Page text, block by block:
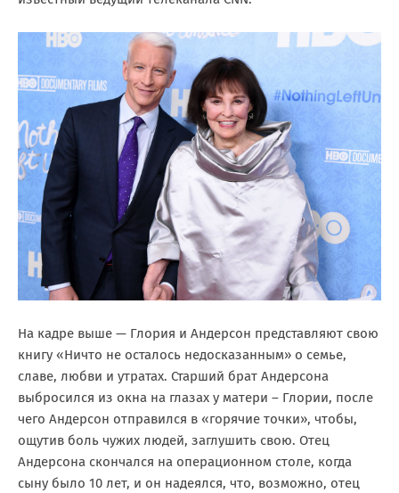
На кадре выше — Глория и Андерсон представляют свою
книгу «Ничто не осталось недосказанным» о семье,
славе, любви и утратах. Старший брат Андерсона
выбросился из окна на глазах у матери – Глории, после
чего Андерсон отправился в «горячие точки», чтобы,
ощутив боль чужих людей, заглушить свою. Отец
Андерсона скончался на операционном столе, когда
сыну было 10 лет, и он надеялся, что, возможно, отец